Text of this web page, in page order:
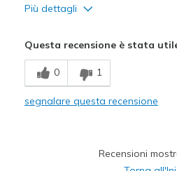
Più dettagli
Difetti
Need Break In
Questa recensione è stata
0 1
segnalare questa recensione
Recensioni